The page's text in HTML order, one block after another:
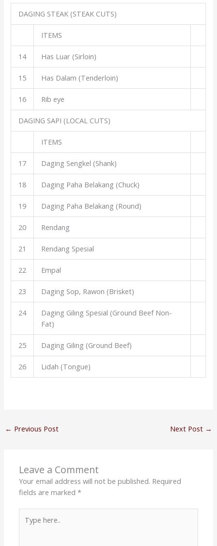
DAGING STEAK (STEAK CUTS)
ITEMS
14 Has Luar (Sirloin)
15 Has Dalam (Tenderloin)
16 Rib eye
DAGING SAPI (LOCAL CUTS)
ITEMS
17 Daging Sengkel (Shank)
18 Daging Paha Belakang (Chuck)
19 Daging Paha Belakang (Round)
20 Rendang
21 Rendang Spesial
22 Empal
23 Daging Sop, Rawon (Brisket)
24
Daging Giling Spesial (Ground Beef Non-
Fat)
25 Daging Giling (Ground Beef)
26 Lidah (Tongue)
← Previous Post Next Post →
Leave a Comment
Your email address will not be published. Required
fields are marked*
here..